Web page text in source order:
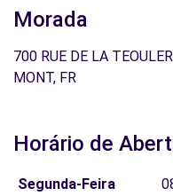
Morada
700 RUE DE LA
MONT, FR
Horário de
Segunda-Feira